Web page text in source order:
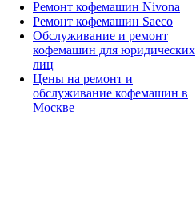
Ремонт кофемашин Nivona
Ремонт кофемашин Saeco
Обслуживание и ремонт
кофемашин для юридических
лиц
Цены на ремонт и
обслуживание кофемашин в
Москве